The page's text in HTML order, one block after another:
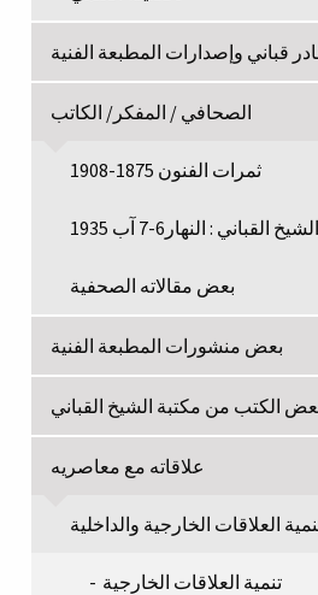
قباني وإصدارات المطبعة الفنية
الصحافي / المفكر/ الكاتب
ثمرات الفنون 1875-1908
: النهار6-7 آب 1935
بعض مقالاته الصحفية
بعض منشورات المطبعة الفنية
الكتب من مكتبة الشيخ القباني
علاقاته مع معاصريه
العلاقات الخارجية والداخلية
تنمية العلاقات الخارجية